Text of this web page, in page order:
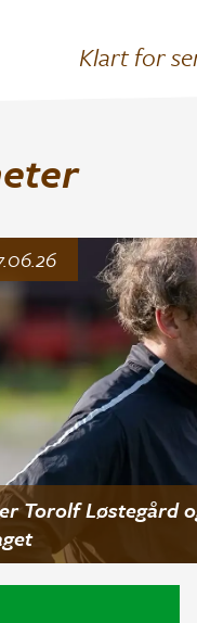
Klart for
Torolf Løstegård